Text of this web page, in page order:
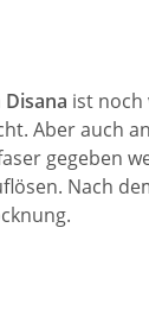
Disana ist noch
Aber auch
gegeben
Nach